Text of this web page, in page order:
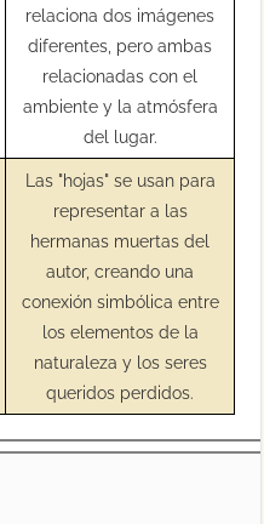
relaciona dos imágenes
diferentes, pero ambas
relacionadas con el
ambiente y la atmósfera
del lugar.
Las "hojas" se usan para
representar a las
hermanas muertas del
autor, creando una
conexión simbólica entre
los elementos de la
naturaleza y los seres
queridos perdidos.